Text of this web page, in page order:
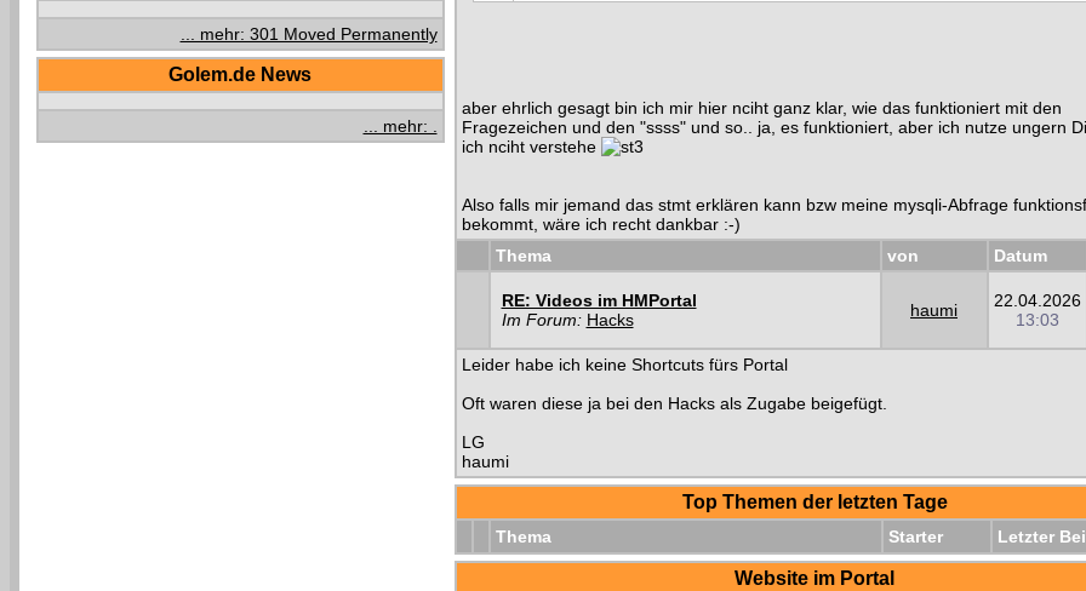
... mehr: 301 Moved Permanently
Golem.de News
... mehr: .
aber ehrlich gesagt bin ich mir hier nciht ganz klar, wie das funktioniert mit den
Fragezeichen und den "ssss" und so.. ja, es funktioniert, aber ich nutze ungern
ich nciht verstehe
Also falls mir jemand das stmt erklären kann bzw meine mysqli-Abfrage
bekommt, wäre ich recht dankbar :-)
Thema
von Datum
RE: Videos im HMPortal
Im Forum: Hacks haumi
22.04.2026
13:03
Leider habe ich keine Shortcuts fürs Portal
Oft waren diese ja bei den Hacks als Zugabe beigefügt.
LG
haumi
Top Themen der letzten Tage
Thema Starter Letzter
Website im Portal